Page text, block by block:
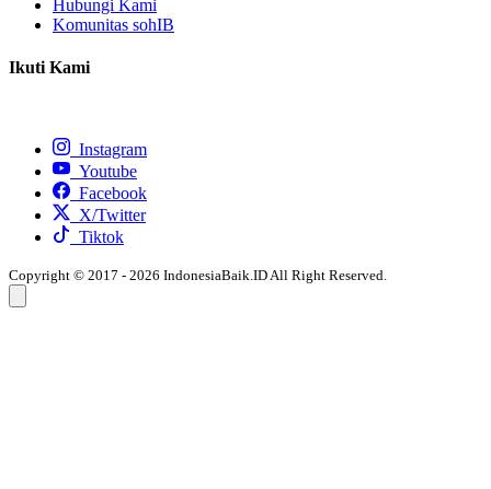
Hubungi Kami
Komunitas sohIB
Ikuti Kami
Instagram
Youtube
Facebook
X/Twitter
Tiktok
Copyright © 2017 - 2026 IndonesiaBaik.ID All Right Reserved.